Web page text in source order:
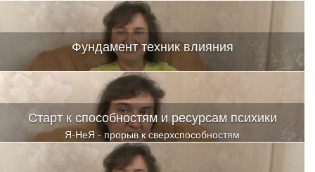
Фундамент техник влияния
Старт к способностям и ресурсам психики
Я-НеЯ - прорыв к сверхспособностям